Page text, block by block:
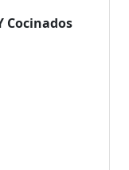
Cocinados